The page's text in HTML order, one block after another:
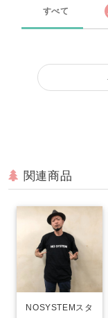
すべて
関連商品
NOSYSTEMスタ